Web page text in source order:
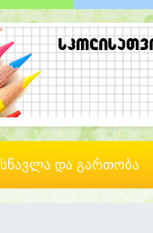
სწავლა და გართობა